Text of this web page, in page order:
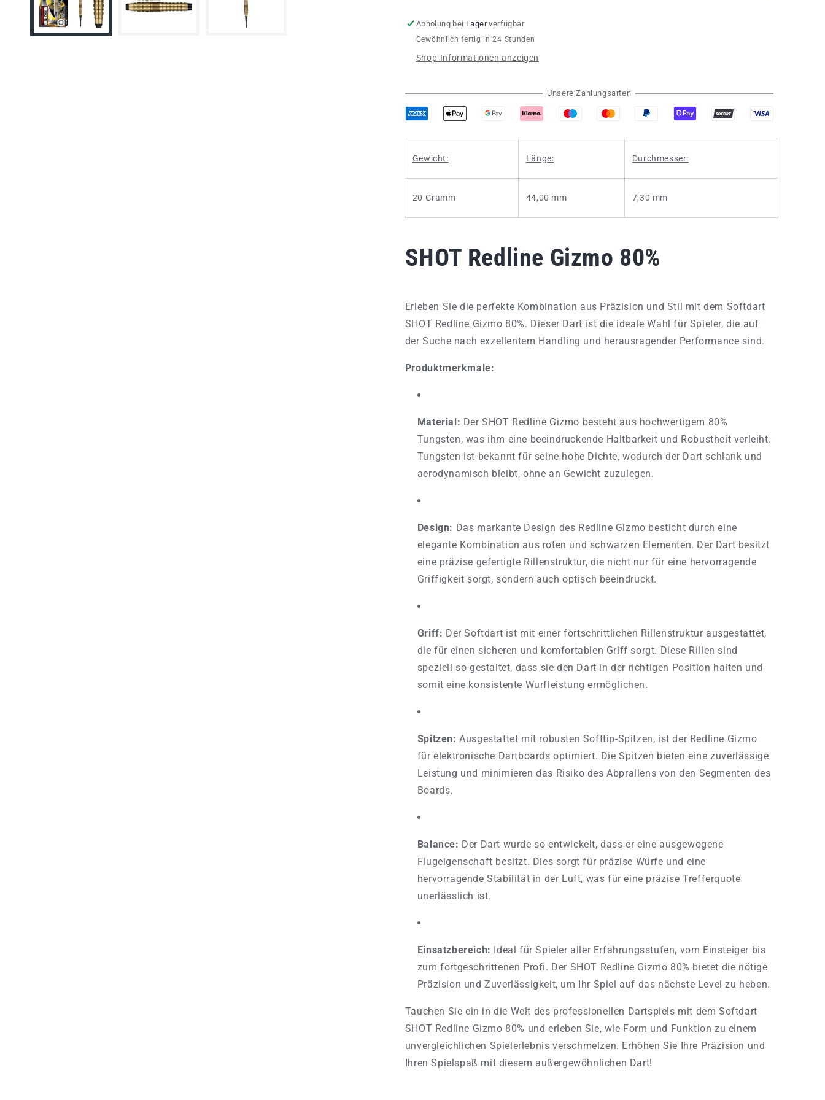
Redline
Gizmo
80%
Redline
Gizmo
80%
Abholung bei Lagerverfügbar
Gewöhnlich fertig in 24 Stunden
Shop-Informationen anzeigen
Unsere Zahlungsarten
Gewicht: Länge: Durchmesser:
20 Gramm 44,00 mm 7,30 mm
SHOT Redline Gizmo 80%
Erleben Sie die perfekte Kombination aus Präzision und Stil mit dem Softdart
SHOT Redline Gizmo 80%. Dieser Dart ist die ideale Wahl für Spieler, die auf
der Suche nach exzellentem Handling und herausragender Performance sind.
Produktmerkmale:
Material: Der SHOT Redline Gizmo besteht aus hochwertigem 80%
Tungsten, was ihm eine beeindruckende Haltbarkeit und Robustheit verleiht.
Tungsten ist bekannt für seine hohe Dichte, wodurch der Dart schlank und
aerodynamisch bleibt, ohne an Gewicht zuzulegen.
Design: Das markante Design des Redline Gizmo besticht durch eine
elegante Kombination aus roten und schwarzen Elementen. Der Dart besitzt
eine präzise gefertigte Rillenstruktur, die nicht nur für eine hervorragende
Griffigkeit sorgt, sondern auch optisch beeindruckt.
Griff: Der Softdart ist mit einer fortschrittlichen Rillenstruktur ausgestattet,
die für einen sicheren und komfortablen Griff sorgt. Diese Rillen sind
speziell so gestaltet, dass sie den Dart in der richtigen Position halten und
somit eine konsistente Wurfleistung ermöglichen.
Spitzen: Ausgestattet mit robusten Softtip-Spitzen, ist der Redline Gizmo
für elektronische Dartboards optimiert. Die Spitzen bieten eine zuverlässige
Leistung und minimieren das Risiko des Abprallens von den Segmenten des
Boards.
Balance: Der Dart wurde so entwickelt, dass er eine ausgewogene
Flugeigenschaft besitzt. Dies sorgt für präzise Würfe und eine
hervorragende Stabilität in der Luft, was für eine präzise Trefferquote
unerlässlich ist.
Einsatzbereich: Ideal für Spieler aller Erfahrungsstufen, vom Einsteiger bis
zum fortgeschrittenen Profi. Der SHOT Redline Gizmo 80% bietet die nötige
Präzision und Zuverlässigkeit, um Ihr Spiel auf das nächste Level zu heben.
Tauchen Sie ein in die Welt des professionellen Dartspiels mit dem Softdart
SHOT Redline Gizmo 80% und erleben Sie, wie Form und Funktion zu einem
unvergleichlichen Spielerlebnis verschmelzen. Erhöhen Sie Ihre Präzision und
Ihren Spielspaß mit diesem außergewöhnlichen Dart!